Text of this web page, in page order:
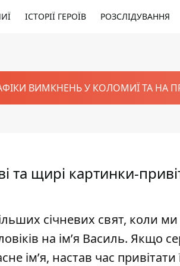
ІСТОРІЇ ГЕРОЇВ РОЗСЛІДУВАННЯ
ВИМКНЕНЬ У КОЛОМИЇ ТА НА
щирі картинки-
січневих свят, коли
на ім’я Василь. Якщо
ім’я, настав час привітати